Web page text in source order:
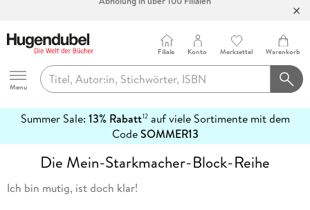
100 Tage Rückgaberecht***
Abholung in über 100 Filialen
Hugendubel
Menu
Filiale Konto Merkzettel Warenkorb
Summer Sale: 13% Rabatt12auf viele Sortimente mit dem
CodeSOMMER13
erfahren
Die Mein-Starkmacher-Block-Reihe
Ich bin mutig, ist doch klar!